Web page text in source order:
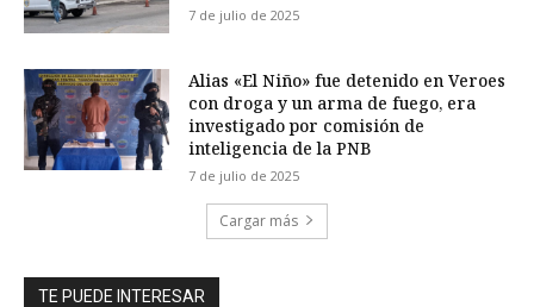
7 de julio de 2025
Alias «El Niño» fue detenido en Veroes
con droga y un arma de fuego, era
investigado por comisión de
inteligencia de la PNB
7 de julio de 2025
Cargar más
TE PUEDE INTERESAR